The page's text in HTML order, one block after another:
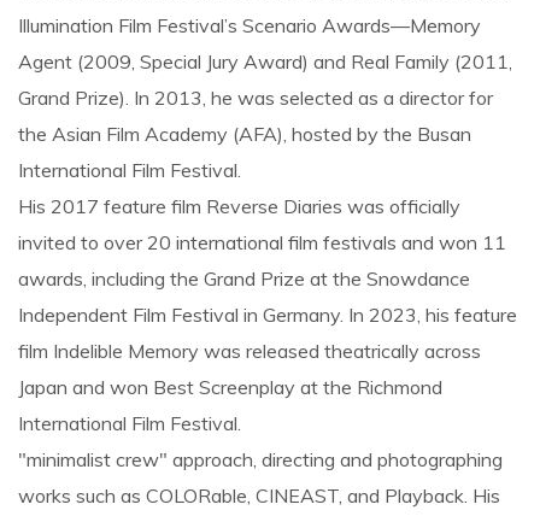
Illumination Film Festival’s Scenario Awards—Memory
Agent (2009, Special Jury Award) and Real Family (2011,
Grand Prize). In 2013, he was selected as a director for
the Asian Film Academy (AFA), hosted by the Busan
International Film Festival.
His 2017 feature film Reverse Diaries was officially
invited to over 20 international film festivals and won 11
awards, including the Grand Prize at the Snowdance
Independent Film Festival in Germany. In 2023, his feature
film Indelible Memory was released theatrically across
Japan and won Best Screenplay at the Richmond
International Film Festival.
"minimalist crew" approach, directing and photographing
works such as COLORable, CINEAST, and Playback. His